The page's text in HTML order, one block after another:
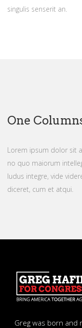
singulis senserit an.
One
Lorem ipsum dolor sit
no quo maiorum
ludus integre, vide
diceret, cum et atqui.
Greg was born and